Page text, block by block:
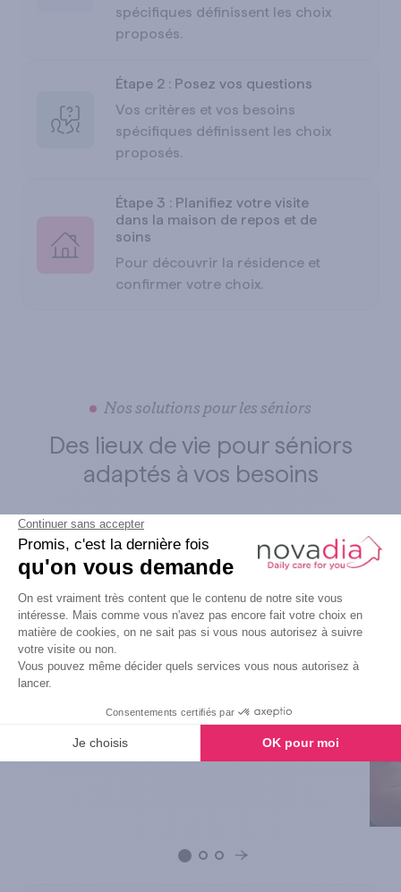
spécifiques définissent les choix
proposés.
Étape 2 : Posez vos questions
Vos critères et vos besoins
spécifiques définissent les choix
proposés.
Étape 3 : Planifiez votre visite
dans la maison de repos et de
soins
Pour découvrir la résidence et
confirmer votre choix.
Nos solutions pour les séniors
Des lieux de vie pour séniors
adaptés à vos besoins
Maisons de repos et de
soins
Les maisons Novadia vous offrent
convivialité et soins personnalisés.